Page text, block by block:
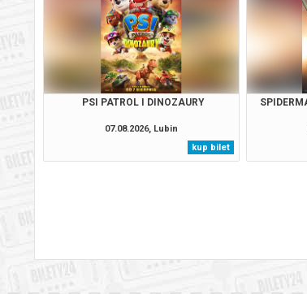
PSI PATROL I DINOZAURY
07.08.2026, Lubin
kup bilet